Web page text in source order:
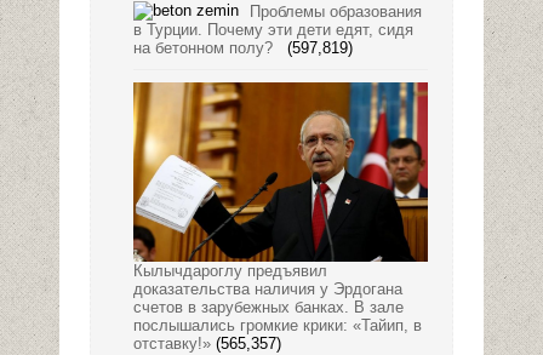
Проблемы образования
в Турции. Почему эти дети едят, сидя
на бетонном полу?
(597,819)
Кылычдароглу предъявил
доказательства наличия у Эрдогана
счетов в зарубежных банках. В зале
послышались громкие крики: «Тайип, в
отставку!» (565,357)